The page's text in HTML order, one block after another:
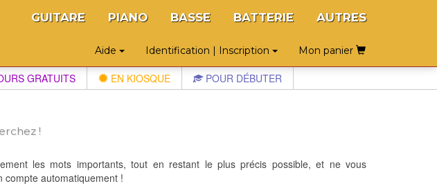
GUITARE PIANO BASSE BATTERIE AUTRES
Aide Identification | Inscription Mon panier
GRATUITS EN KIOSQUE POUR DÉBUTER
!
les mots importants, tout en restant le plus précis possible, et ne vous
compte automatiquement !